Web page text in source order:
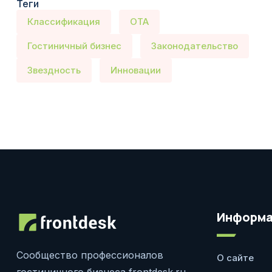
Теги
Классификация OTA
Гостиничный бизнес Законодательство
Звездность Инновации
Сообщество профессионалов
О сайте